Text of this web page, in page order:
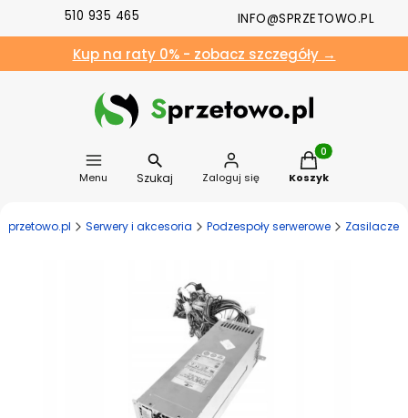
510 935 465 INFO@SPRZETOWO.PL
Kup na raty 0% - zobacz szczegóły →
Menu Szukaj Zaloguj się
Produkty w
Koszyk
Sprzetowo.pl Serwery i akcesoria Podzespoły serwerowe Zasilacze